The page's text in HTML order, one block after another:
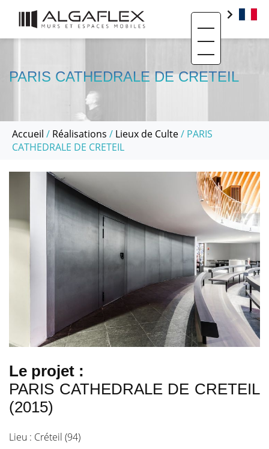
BASE DOCUMENTAIRE
QUI SOMMES-NOUS ?
ACTUALITÉS
Toggle
PARIS CATHEDRALE DE CRETEIL
Accueil / Réalisations / Lieux de Culte/ PARIS
CATHEDRALE DE CRETEIL
Le projet :
PARIS CATHEDRALE DE CRETEIL
(2015)
Lieu : Créteil (94)